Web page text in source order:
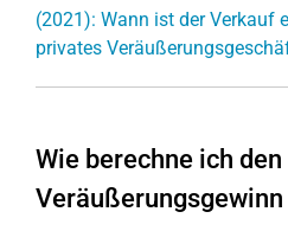
(2021): Wann ist der Verkauf
privates
Wie berechne ich den